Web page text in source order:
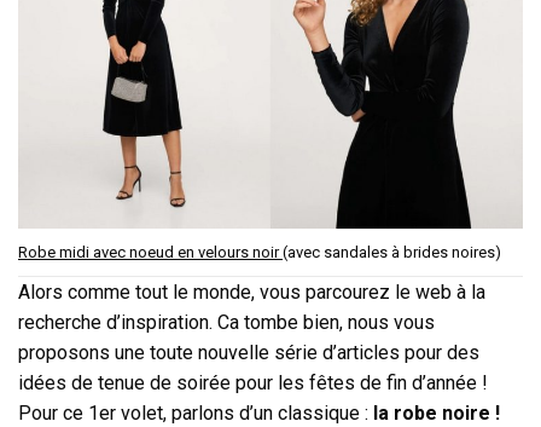
Robe midi avec noeud en velours noir(avec sandales à brides noires)
Alors comme tout le monde, vous parcourez le web à la
recherche d’inspiration. Ca tombe bien, nous vous
proposons une toute nouvelle série d’articles pour des
idées de tenue de soirée pour les fêtes de fin d’année !
Pour ce 1er volet, parlons d’un classique : la robe noire !